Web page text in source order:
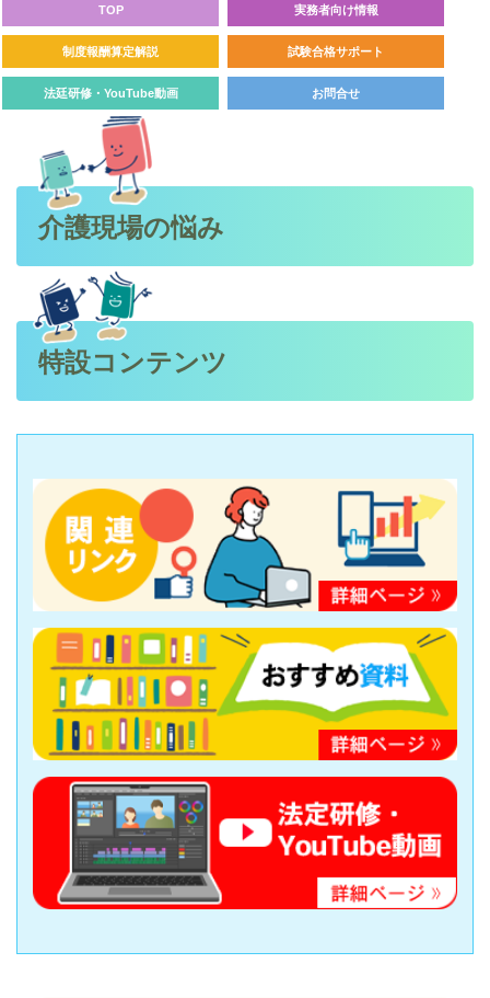
TOP 実務者向け情報
制度報酬算定解説 試験合格サポート
法廷研修・YouTube動画 お問合せ
介護現場の悩み
特設コンテンツ